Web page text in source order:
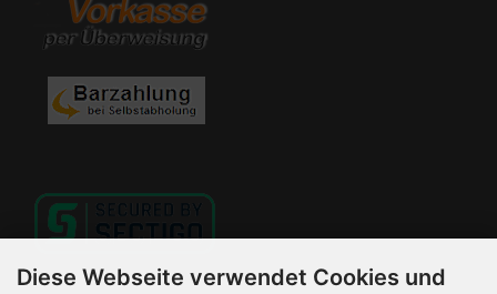
Diese Webseite verwendet Cookies und